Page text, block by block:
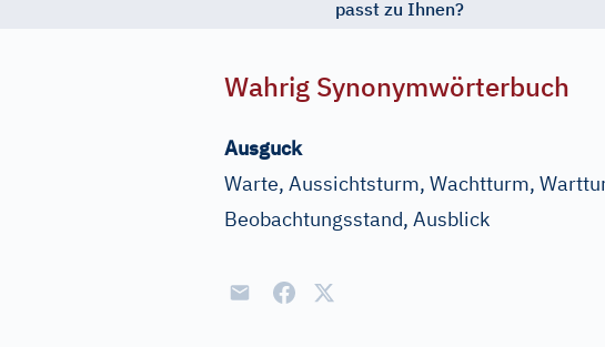
passt zu Ihnen?
Wahrig Synonymwörterbuch
Ausguck
Warte, Aussichtsturm, Wachtturm,
Beobachtungsstand, Ausblick